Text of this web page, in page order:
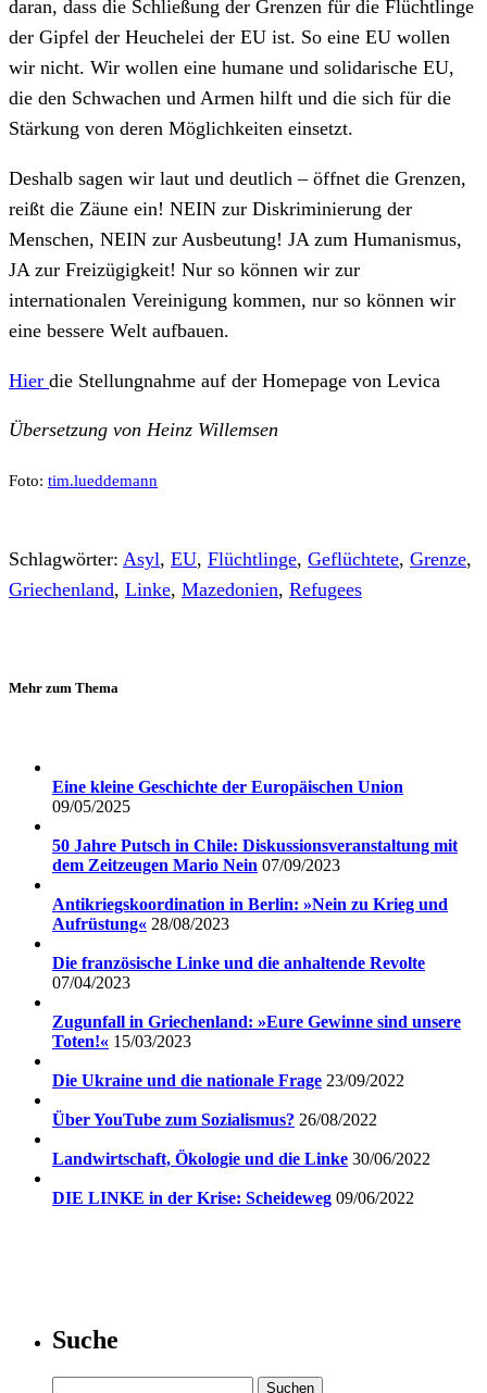
daran, dass die Schließung der Grenzen für die Flüchtlinge
der Gipfel der Heuchelei der EU ist. So eine EU wollen
wir nicht. Wir wollen eine humane und solidarische EU,
die den Schwachen und Armen hilft und die sich für die
Stärkung von deren Möglichkeiten einsetzt.
Deshalb sagen wir laut und deutlich – öffnet die Grenzen,
reißt die Zäune ein! NEIN zur Diskriminierung der
Menschen, NEIN zur Ausbeutung! JA zum Humanismus,
JA zur Freizügigkeit! Nur so können wir zur
internationalen Vereinigung kommen, nur so können wir
eine bessere Welt aufbauen.
Hier die Stellungnahme auf der Homepage von Levica
Übersetzung von Heinz Willemsen
Foto: tim.lueddemann
Schlagwörter: Asyl, EU, Flüchtlinge, Geflüchtete, Grenze,
Griechenland, Linke, Mazedonien, Refugees
Mehr zum Thema
Eine kleine Geschichte der Europäischen Union
09/05/2025
50 Jahre Putsch in Chile: Diskussionsveranstaltung mit
dem Zeitzeugen Mario Nein 07/09/2023
Antikriegskoordination in Berlin: »Nein zu Krieg und
Aufrüstung« 28/08/2023
Die französische Linke und die anhaltende Revolte
07/04/2023
Zugunfall in Griechenland: »Eure Gewinne sind unsere
Toten!« 15/03/2023
Die Ukraine und die nationale Frage 23/09/2022
Über YouTube zum Sozialismus? 26/08/2022
Landwirtschaft, Ökologie und die Linke 30/06/2022
DIE LINKE in der Krise: Scheideweg 09/06/2022
Suche